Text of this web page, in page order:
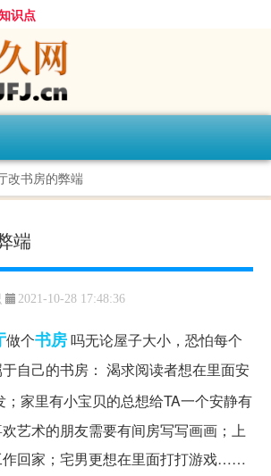
识点
改书房的弊端
端
2021-10-28 17:48:36
做个书房吗无论屋子大小，恐怕每个
自己的书房： 渴求阅读者想在里面安
；家里有小宝贝的总想给TA一个安静有
艺术的朋友需要有间房写写画画；上
作回家；宅男更想在里面打打游戏……